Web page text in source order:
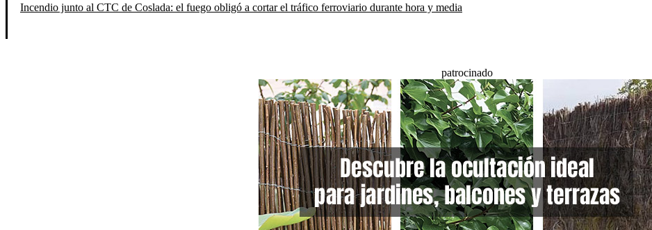
Incendio junto al CTC de Coslada: el fuego obligó a cortar el tráfico ferroviario durante hora y media
patrocinado